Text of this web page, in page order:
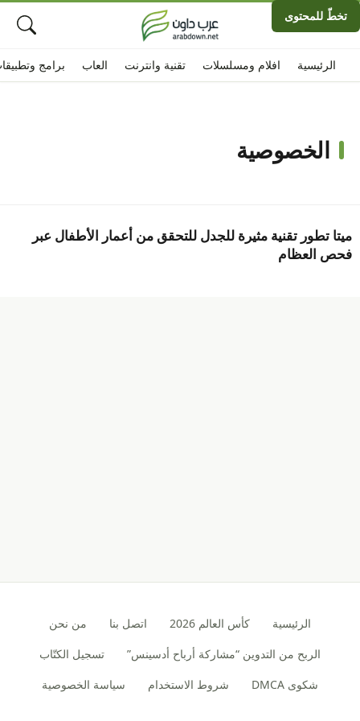
تخطّ للمحتوى
الرئيسية افلام ومسلسلات تقنية وانترنت العاب برامج
الخصوصية
ميتا تطور تقنية مثيرة للجدل للتحقق من أعمار الأطفال عبر
فحص العظام
الرئيسية كأس العالم 2026 اتصل بنا
من نحن
الربح من التدوين “مشاركة أرباح أدسينس”
تسجيل الكتّاب
شكوى DMCA
شروط الاستخدام سياسة الخصوصية